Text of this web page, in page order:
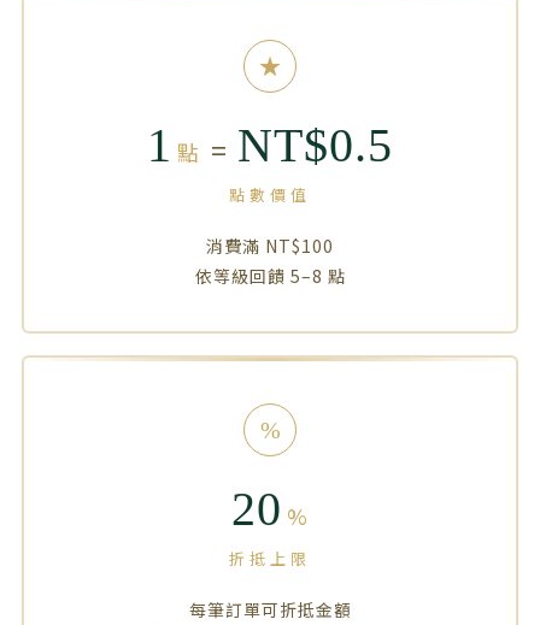
★
1 點 = NT$0.5
點數價值
消費滿 NT$100
依等級回饋 5–8 點
%
20 %
折抵上限
每筆訂單可折抵金額